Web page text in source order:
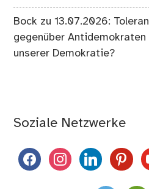
Bock zu13.07.2026:
gegenüber
unserer Demokratie?
Soziale Netzwerke
facebookinstagramlinkedin